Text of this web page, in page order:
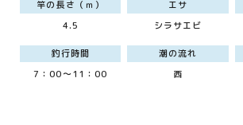
竿の長さ（ｍ）
4.5
エサ
シラサエビ
釣行時間
7：00～11：00
潮の流れ
西